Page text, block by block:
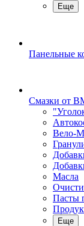
Еще
Панельные
Смазки от
Вело-
Масла
Пасты
Еще